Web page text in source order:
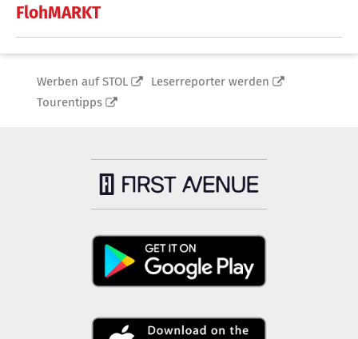
FlohMARKT
Werben auf STOL
Leserreporter werden
Tourentipps